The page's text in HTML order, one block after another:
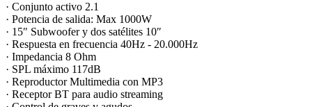
· Conjunto activo 2.1
· Potencia de salida: Max 1000W
· 15″ Subwoofer y dos satélites 10″
· Respuesta en frecuencia 40Hz - 20.000Hz
· Impedancia 8 Ohm
· SPL máximo 117dB
· Reproductor Multimedia con MP3
· Receptor BT para audio streaming